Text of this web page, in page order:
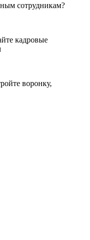
сотрудникам?
кадровые
воронку,